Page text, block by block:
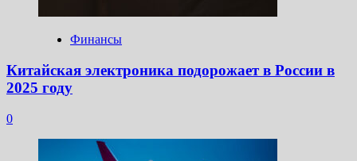
Финансы
Китайская электроника подорожает в России в
2025 году
0